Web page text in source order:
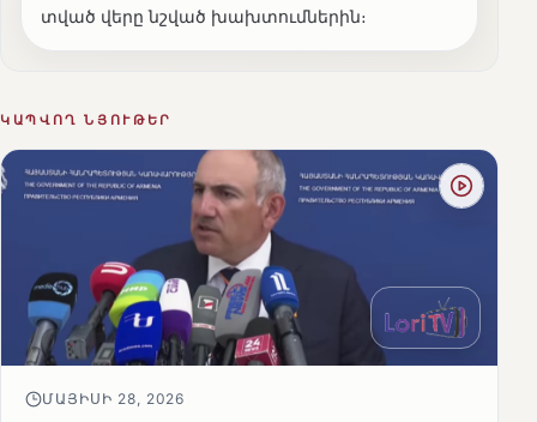
տված վերը նշված խախտումներին։
ԿԱՊՎՈՂ ՆՅՈՒԹԵՐ
ՄԱՅԻՍԻ 28, 2026